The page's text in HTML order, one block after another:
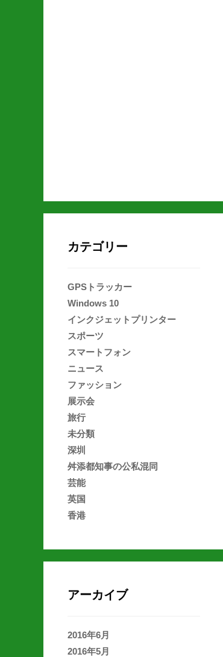
カテゴリー
GPSトラッカー
Windows 10
インクジェットプリンター
スポーツ
スマートフォン
ニュース
ファッション
展示会
旅行
未分類
深圳
舛添都知事の公私混同
芸能
英国
香港
アーカイブ
2016年6月
2016年5月